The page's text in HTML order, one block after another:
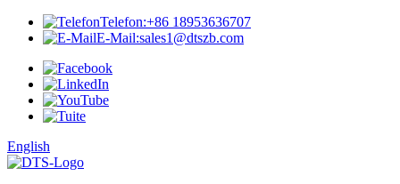
Telefon:+86 18953636707
E-Mail:sales1@dtszb.com
English